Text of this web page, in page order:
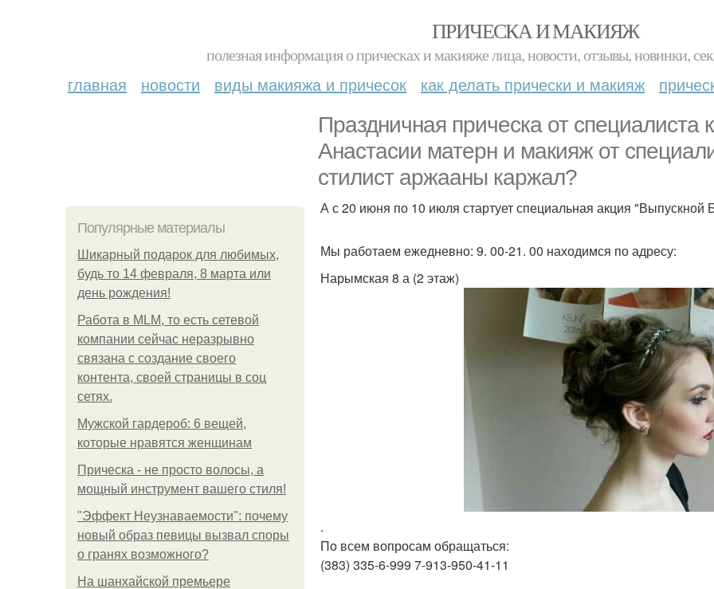
ПРИЧЕСКА И МАКИЯЖ
полезная информация о прическах и макияже лица, новости, отзывы, новинки,
главная новости виды макияжа и причесок как делать прически и макияж
Праздничная прическа от специалиста
Анастасии матерн и макияж от
стилист аржааны каржал?
Популярные материалы
Шикарный подарок для любимых,
будь то 14 февраля, 8 марта или
день рождения!
Работа в MLM, то есть сетевой
компании сейчас неразрывно
связана с создание своего
контента, своей страницы в соц
сетях.
Мужской гардероб: 6 вещей,
которые нравятся женщинам
Прическа - не просто волосы, а
мощный инструмент вашего стиля!
"Эффект Неузнаваемости": почему
новый образ певицы вызвал споры
о гранях возможного?
На шанхайской премьере
А с 20 июня по 10 июля стартует специальная акция "Выпускной
Мы работаем ежедневно: 9. 00-21. 00 находимся по адресу:
Нарымская 8 а (2 этаж)
.
По всем вопросам обращаться:
(383) 335-6-999 7-913-950-41-11